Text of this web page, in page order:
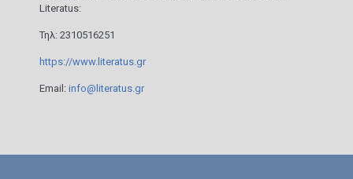
Literatus:
Τηλ: 2310516251
https://www.literatus.gr
Email: info@literatus.gr